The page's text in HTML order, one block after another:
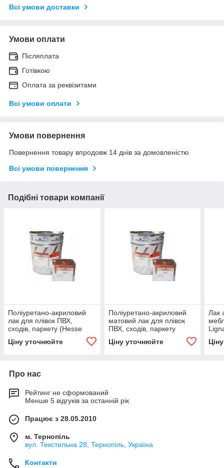
Всі умови доставки
Умови оплати
Післяплата
Готівкою
Оплата за реквізитами
Всі умови оплати
Умови повернення
Повернення товару впродовж 14 днів за домовленістю
Всі умови повернення
Подібні товари компанії
Поліуретано-акриловий
лак для плівок ПВХ,
сходів, паркету (Hesse
Lignal) DE 42154 (433-4)
Ціну уточнюйте
Поліуретано-акриловий
матовий лак для плівок
ПВХ, сходів, паркету
Ціну уточнюйте
Лак
Про нас
Рейтинг не сформований
Менше 5 відгуків за останній рік
Працює з 28.05.2010
м. Тернопіль
вул. Текстильна 28, Тернопіль, Україна
Контакти